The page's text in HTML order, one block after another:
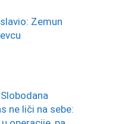
Zemun
ne liči na sebe: